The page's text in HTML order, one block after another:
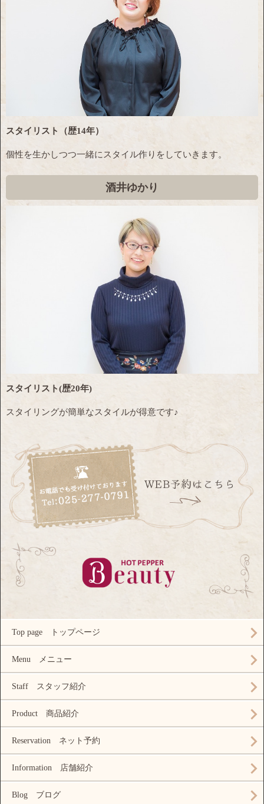
スタイリスト（歴14年）
個性を生かしつつ一緒にスタイル作りをしていきます。
酒井ゆかり
スタイリスト(歴20年)
スタイリングが簡単なスタイルが得意です♪
Top page トップページ
Menu メニュー
Staff スタッフ紹介
Product 商品紹介
Reservation ネット予約
Information 店舗紹介
Blog ブログ